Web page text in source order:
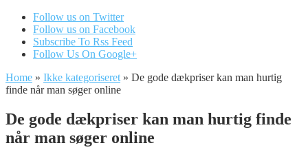
Follow us on Twitter
Follow us on Facebook
Subscribe To Rss Feed
Follow Us On Google+
Home » Ikke kategoriseret » De gode dækpriser kan man hurtig
finde når man søger online
De gode dækpriser kan man hurtig finde
når man søger online